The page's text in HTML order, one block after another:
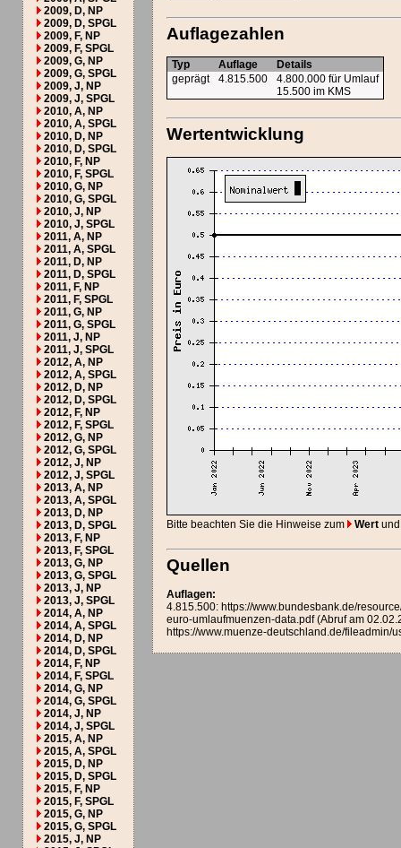
2009, D, NP
2009, D, SPGL
2009, F, NP
2009, F, SPGL
2009, G, NP
2009, G, SPGL
2009, J, NP
2009, J, SPGL
2010, A, NP
2010, A, SPGL
2010, D, NP
2010, D, SPGL
2010, F, NP
2010, F, SPGL
2010, G, NP
2010, G, SPGL
2010, J, NP
2010, J, SPGL
2011, A, NP
2011, A, SPGL
2011, D, NP
2011, D, SPGL
2011, F, NP
2011, F, SPGL
2011, G, NP
2011, G, SPGL
2011, J, NP
2011, J, SPGL
2012, A, NP
2012, A, SPGL
2012, D, NP
2012, D, SPGL
2012, F, NP
2012, F, SPGL
2012, G, NP
2012, G, SPGL
2012, J, NP
2012, J, SPGL
2013, A, NP
2013, A, SPGL
2013, D, NP
2013, D, SPGL
2013, F, NP
2013, F, SPGL
2013, G, NP
2013, G, SPGL
2013, J, NP
2013, J, SPGL
2014, A, NP
2014, A, SPGL
2014, D, NP
2014, D, SPGL
2014, F, NP
2014, F, SPGL
2014, G, NP
2014, G, SPGL
2014, J, NP
2014, J, SPGL
2015, A, NP
2015, A, SPGL
2015, D, NP
2015, D, SPGL
2015, F, NP
2015, F, SPGL
2015, G, NP
2015, G, SPGL
2015, J, NP
Auflagezahlen
Typ Auflage
Details
geprägt
4.815.500
4.800.000 für Umlauf
15.500 im KMS
Wertentwicklung
Bitte beachten Sie die Hinweise zum Wert
Quellen
Auflagen:
4.815.500: https://www.bundesbank.de/
euro-umlaufmuenzen-data.pdf (Abruf am
https://www.muenze-deutschland.de/